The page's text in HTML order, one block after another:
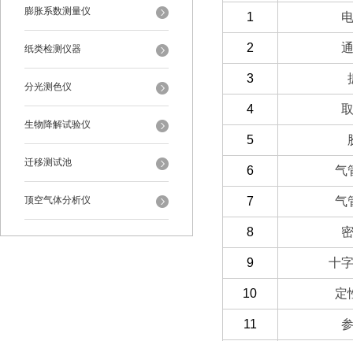
膨胀系数测量仪
纸类检测仪器
分光测色仪
生物降解试验仪
迁移测试池
顶空气体分析仪
1
2
3
4
5
6 气
7 气
8
9 十
10 定
11